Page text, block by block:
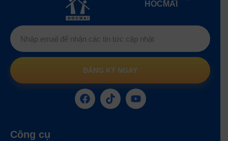
HOCMAI
ĐĂNG KÝ NGAY
Công cụ